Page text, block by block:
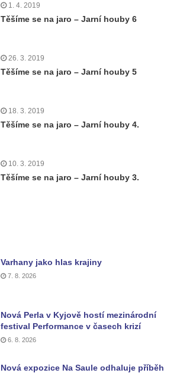
1. 4. 2019
Těšíme se na jaro – Jarní houby 6
26. 3. 2019
Těšíme se na jaro – Jarní houby 5
18. 3. 2019
Těšíme se na jaro – Jarní houby 4.
10. 3. 2019
Těšíme se na jaro – Jarní houby 3.
Varhany jako hlas krajiny
7. 8. 2026
Nová Perla v Kyjově hostí mezinárodní
festival Performance v časech krizí
6. 8. 2026
Nová expozice Na Saule odhaluje příběh